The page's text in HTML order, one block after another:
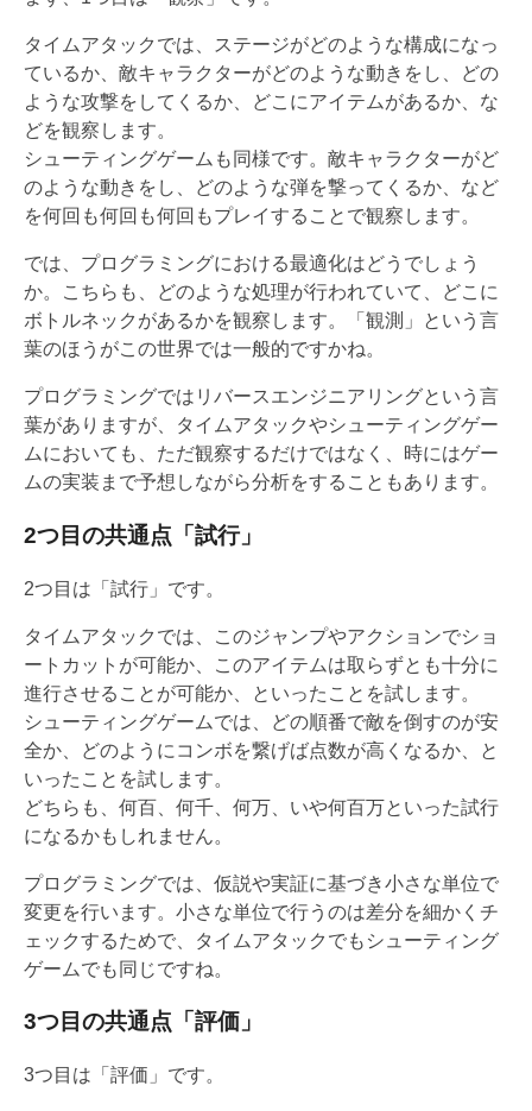
タイムアタックでは、ステージがどのような構成になっ
ているか、敵キャラクターがどのような動きをし、どの
ような攻撃をしてくるか、どこにアイテムがあるか、な
どを観察します。
シューティングゲームも同様です。敵キャラクターがど
のような動きをし、どのような弾を撃ってくるか、など
を何回も何回も何回もプレイすることで観察します。
では、プログラミングにおける最適化はどうでしょう
か。こちらも、どのような処理が行われていて、どこに
ボトルネックがあるかを観察します。「観測」という言
葉のほうがこの世界では一般的ですかね。
プログラミングではリバースエンジニアリングという言
葉がありますが、タイムアタックやシューティングゲー
ムにおいても、ただ観察するだけではなく、時にはゲー
ムの実装まで予想しながら分析をすることもあります。
2つ目の共通点「試行」
2つ目は「試行」です。
タイムアタックでは、このジャンプやアクションでショ
ートカットが可能か、このアイテムは取らずとも十分に
進行させることが可能か、といったことを試します。
シューティングゲームでは、どの順番で敵を倒すのが安
全か、どのようにコンボを繋げば点数が高くなるか、と
いったことを試します。
どちらも、何百、何千、何万、いや何百万といった試行
になるかもしれません。
プログラミングでは、仮説や実証に基づき小さな単位で
変更を行います。小さな単位で行うのは差分を細かくチ
ェックするためで、タイムアタックでもシューティング
ゲームでも同じですね。
3つ目の共通点「評価」
3つ目は「評価」です。